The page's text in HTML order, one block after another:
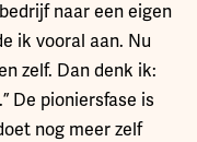
naar een eigen
ik vooral aan. Nu
zelf. Dan denk ik:
De pioniersfase is
nog meer zelf